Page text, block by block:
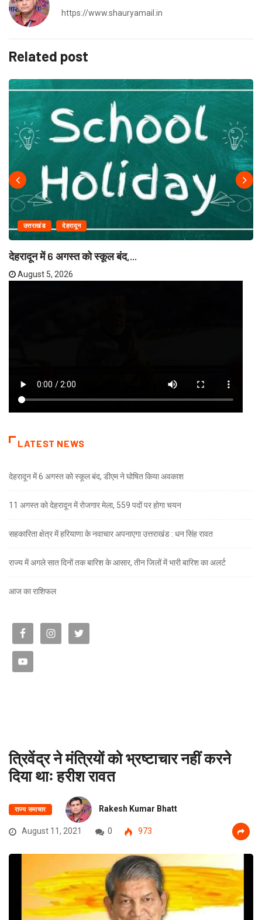
https://www.shauryamail.in
Related post
उत्तराखंड देहरादून
देहरादून में 6 अगस्त को स्कूल बंद,...
August 5, 2026
LATEST NEWS
देहरादून में 6 अगस्त को स्कूल बंद, डीएम ने घोषित किया अवकाश
11 अगस्त को देहरादून में रोजगार मेला, 559 पदों पर होगा चयन
सहकारिता क्षेत्र में हरियाणा के नवाचार अपनाएगा उत्तराखंड : धन सिंह रावत
राज्य में अगले सात दिनों तक बारिश के आसार, तीन जिलों में भारी बारिश का अलर्ट
आज का राशिफल
त्रिवेंद्र ने मंत्रियों को भ्रष्टाचार नहीं करने
दिया थाः हरीश रावत
राज्य समाचार Rakesh Kumar Bhatt
August 11, 2021 0 973